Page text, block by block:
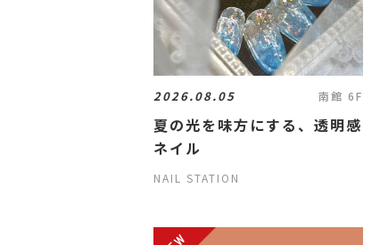
2026.08.05 南館 6F
夏の光を味方にする、透明感
ネイル
NAIL STATION